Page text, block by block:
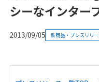
シーなインター
2013/09/05 新商品・プレスリリ